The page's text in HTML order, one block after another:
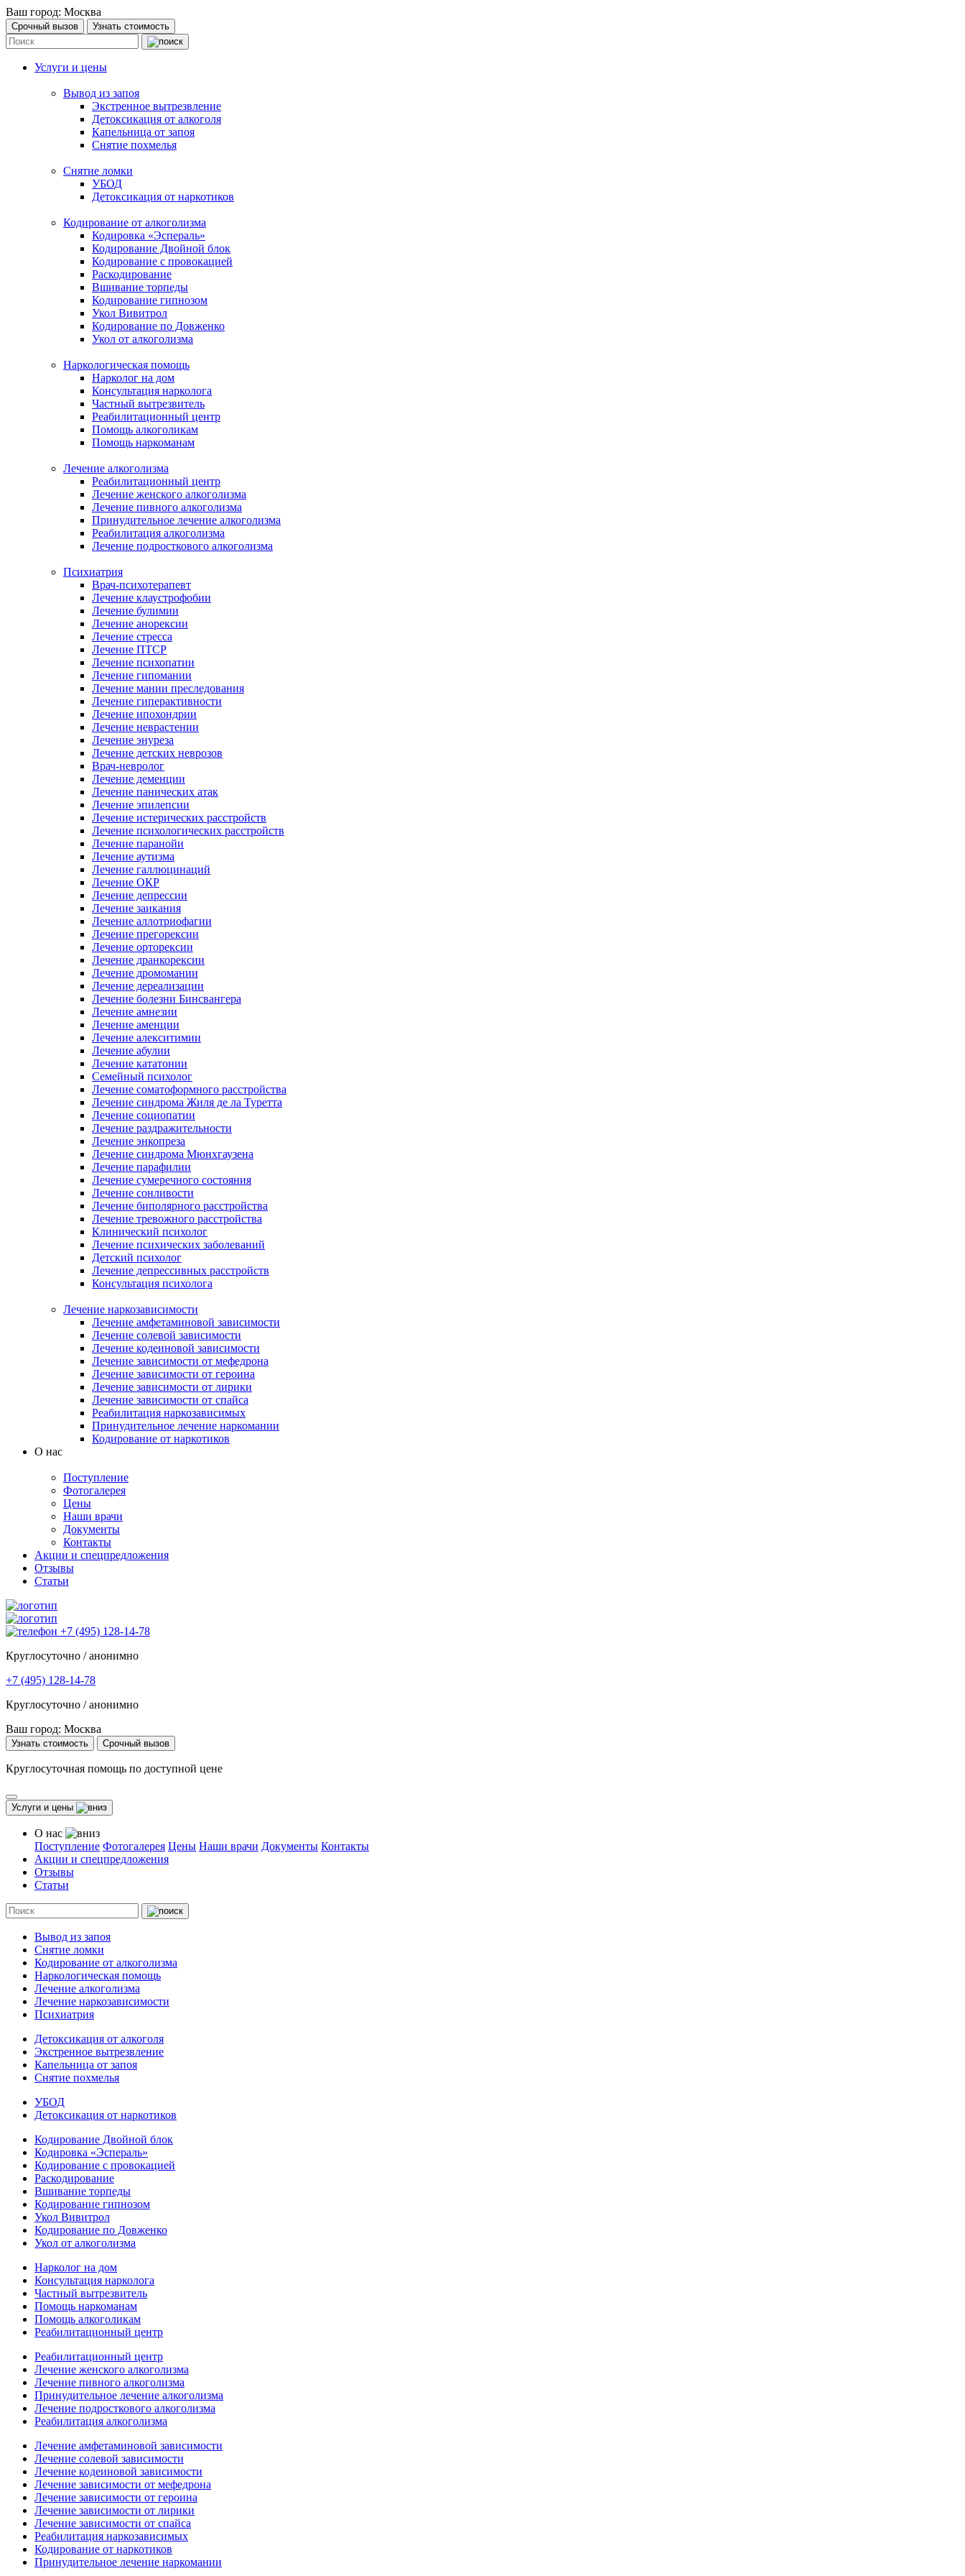
Ваш город: Москва
Срочный вызов Узнать стоимость
Услуги и цены
Вывод из запоя
Экстренное вытрезвление
Детоксикация от алкоголя
Капельница от запоя
Снятие похмелья
Снятие ломки
УБОД
Детоксикация от наркотиков
Кодирование от алкоголизма
Кодировка «Эспераль»
Кодирование Двойной блок
Кодирование с провокацией
Раскодирование
Вшивание торпеды
Кодирование гипнозом
Укол Вивитрол
Кодирование по Довженко
Укол от алкоголизма
Наркологическая помощь
Нарколог на дом
Консультация нарколога
Частный вытрезвитель
Реабилитационный центр
Помощь алкоголикам
Помощь наркоманам
Лечение алкоголизма
Реабилитационный центр
Лечение женского алкоголизма
Лечение пивного алкоголизма
Принудительное лечение алкоголизма
Реабилитация алкоголизма
Лечение подросткового алкоголизма
Психиатрия
Врач-психотерапевт
Лечение клаустрофобии
Лечение булимии
Лечение анорексии
Лечение стресса
Лечение ПТСР
Лечение психопатии
Лечение гипомании
Лечение мании преследования
Лечение гиперактивности
Лечение ипохондрии
Лечение неврастении
Лечение энуреза
Лечение детских неврозов
Врач-невролог
Лечение деменции
Лечение панических атак
Лечение эпилепсии
Лечение истерических расстройств
Лечение психологических расстройств
Лечение паранойи
Лечение аутизма
Лечение галлюцинаций
Лечение ОКР
Лечение депрессии
Лечение заикания
Лечение аллотриофагии
Лечение прегорексии
Лечение орторексии
Лечение дранкорексии
Лечение дромомании
Лечение дереализации
Лечение болезни Бинсвангера
Лечение амнезии
Лечение аменции
Лечение алекситимии
Лечение абулии
Лечение кататонии
Семейный психолог
Лечение соматоформного расстройства
Лечение синдрома Жиля де ла Туретта
Лечение социопатии
Лечение раздражительности
Лечение энкопреза
Лечение синдрома Мюнхгаузена
Лечение парафилии
Лечение сумеречного состояния
Лечение сонливости
Лечение биполярного расстройства
Лечение тревожного расстройства
Клинический психолог
Лечение психических заболеваний
Детский психолог
Лечение депрессивных расстройств
Консультация психолога
Лечение наркозависимости
Лечение амфетаминовой зависимости
Лечение солевой зависимости
Лечение кодеиновой зависимости
Лечение зависимости от мефедрона
Лечение зависимости от героина
Лечение зависимости от лирики
Лечение зависимости от спайса
Реабилитация наркозависимых
Принудительное лечение наркомании
Кодирование от наркотиков
О нас
Поступление
Фотогалерея
Цены
Наши врачи
Документы
Контакты
Акции и спецпредложения
Отзывы
Статьи
+7 (495) 128-14-78
Круглосуточно / анонимно
+7 (495) 128-14-78
Круглосуточно / анонимно
Ваш город: Москва
Узнать стоимость Срочный вызов
Круглосуточная помощь по доступной цене
Услуги и цены
О нас
Поступление Фотогалерея Цены Наши врачи Документы Контакты
Акции и спецпредложения
Отзывы
Статьи
Вывод из запоя
Снятие ломки
Кодирование от алкоголизма
Наркологическая помощь
Лечение алкоголизма
Лечение наркозависимости
Психиатрия
Детоксикация от алкоголя
Экстренное вытрезвление
Капельница от запоя
Снятие похмелья
УБОД
Детоксикация от наркотиков
Кодирование Двойной блок
Кодировка «Эспераль»
Кодирование с провокацией
Раскодирование
Вшивание торпеды
Кодирование гипнозом
Укол Вивитрол
Кодирование по Довженко
Укол от алкоголизма
Нарколог на дом
Консультация нарколога
Частный вытрезвитель
Помощь наркоманам
Помощь алкоголикам
Реабилитационный центр
Реабилитационный центр
Лечение женского алкоголизма
Лечение пивного алкоголизма
Принудительное лечение алкоголизма
Лечение подросткового алкоголизма
Реабилитация алкоголизма
Лечение амфетаминовой зависимости
Лечение солевой зависимости
Лечение кодеиновой зависимости
Лечение зависимости от мефедрона
Лечение зависимости от героина
Лечение зависимости от лирики
Лечение зависимости от спайса
Реабилитация наркозависимых
Кодирование от наркотиков
Принудительное лечение наркомании